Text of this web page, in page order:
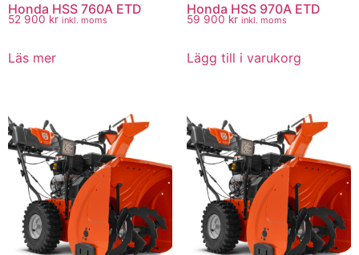
Honda HSS 760A ETD
52 900 kr inkl. moms
Läs mer
Honda HSS 970A ETD
59 900 kr inkl. moms
Lägg till i varukorg